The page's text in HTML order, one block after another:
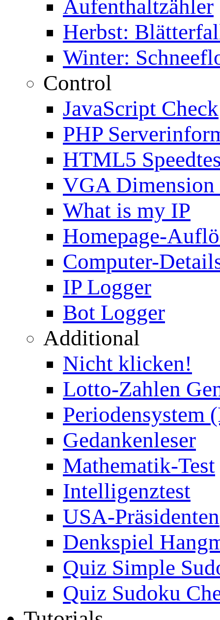
Aufenthaltzähler
Herbst:
Winter:
Control
JavaScript Check
PHP
HTML5
VGA Dimension
What is my IP
Homepage-
Computer-
IP Logger
Bot Logger
Additional
Nicht klicken!
Lotto-Zahlen
Periodensystem
Gedankenleser
Mathematik-Test
Intelligenztest
USA-Präsidenten
Denkspiel
Quiz Simple
Quiz Sudoku